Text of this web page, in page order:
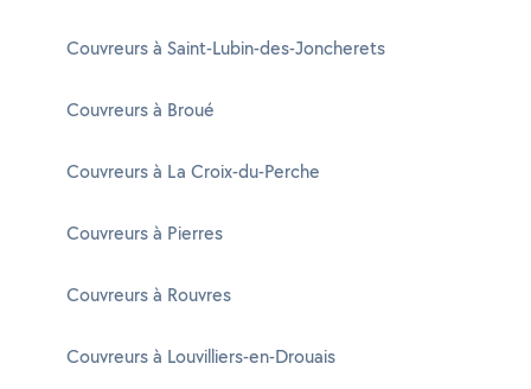
Couvreurs à Saint-Lubin-des-Joncherets
Couvreurs à Broué
Couvreurs à La Croix-du-Perche
Couvreurs à Pierres
Couvreurs à Rouvres
Couvreurs à Louvilliers-en-Drouais